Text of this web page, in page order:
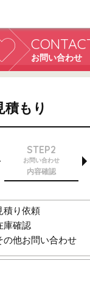
お問い合わせ
積もり
STEP2
お問い合わせ
内容確認
積り依頼
庫確認
の他お問い合わせ